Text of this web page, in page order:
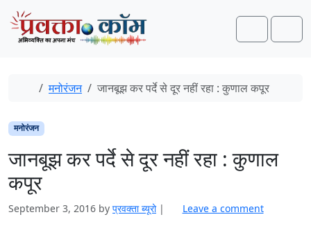
Skip to content
Skip to footer
Search
Home
मनोरंजन जानबूझ कर पर्दे से दूर नहीं रहा : कुणाल कपूर
मनोरंजन
जानबूझ कर पर्दे से दूर नहीं रहा : कुणाल
कपूर
September 3, 2016 by प्रवक्‍ता ब्यूरो | Leave a comment